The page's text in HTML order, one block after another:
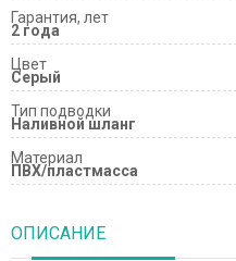
Гарантия, лет
2 года
Цвет
Серый
Тип подводки
Наливной шланг
Материал
ПВХ/пластмасса
ОПИСАНИЕ